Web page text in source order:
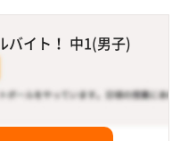
バイト！ 中1(男子)